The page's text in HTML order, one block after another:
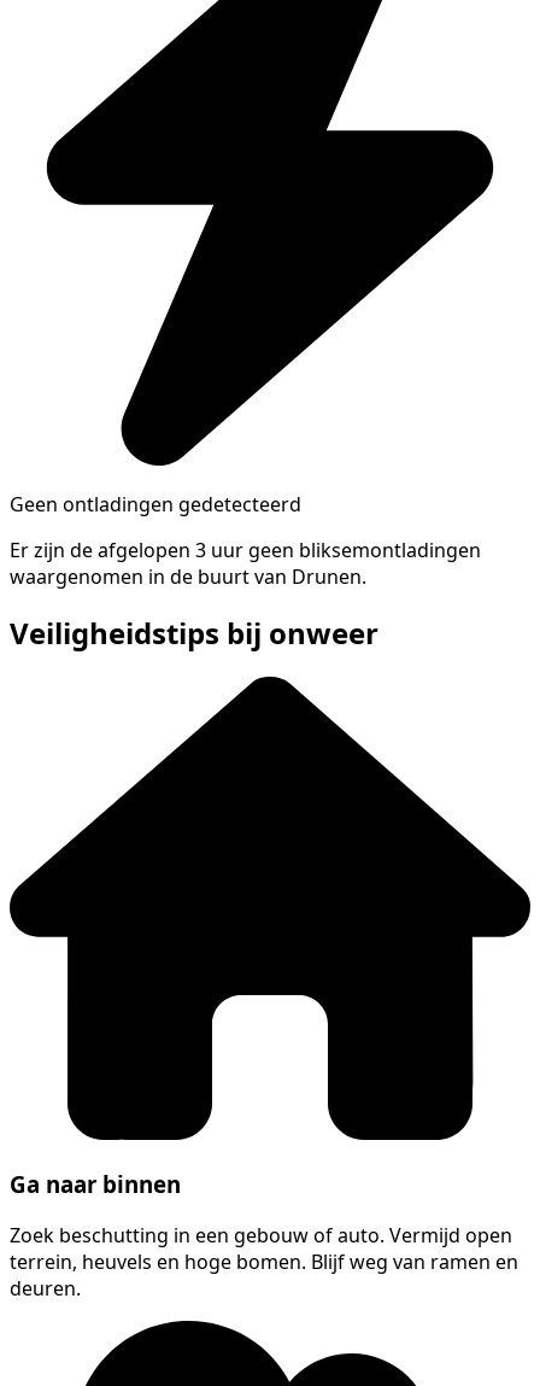
Geen ontladingen gedetecteerd
Er zijn de afgelopen 3 uur geen bliksemontladingen
waargenomen in de buurt van Drunen.
Veiligheidstips bij onweer
Ga naar binnen
Zoek beschutting in een gebouw of auto. Vermijd open
terrein, heuvels en hoge bomen. Blijf weg van ramen en
deuren.